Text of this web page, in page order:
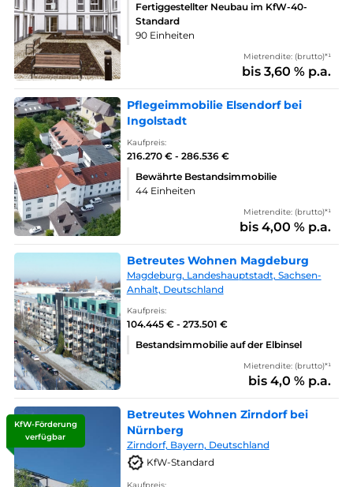
Fertiggestellter Neubau im KfW-40-
Standard
90 Einheiten
Mietrendite: (brutto)*¹
bis 3,60 % p.a.
Pflegeimmobilie Elsendorf bei
Ingolstadt
Kaufpreis:
216.270 € - 286.536 €
Bewährte Bestandsimmobilie
44 Einheiten
Mietrendite: (brutto)*¹
bis 4,00 % p.a.
Betreutes Wohnen Magdeburg
Magdeburg, Landeshauptstadt, Sachsen-
Anhalt, Deutschland
Kaufpreis:
104.445 € - 273.501 €
Bestandsimmobilie auf der Elbinsel
Mietrendite: (brutto)*¹
bis 4,0 % p.a.
KfW-Förderung
verfügbar
Betreutes Wohnen Zirndorf bei
Nürnberg
Zirndorf, Bayern, Deutschland
KfW-Standard